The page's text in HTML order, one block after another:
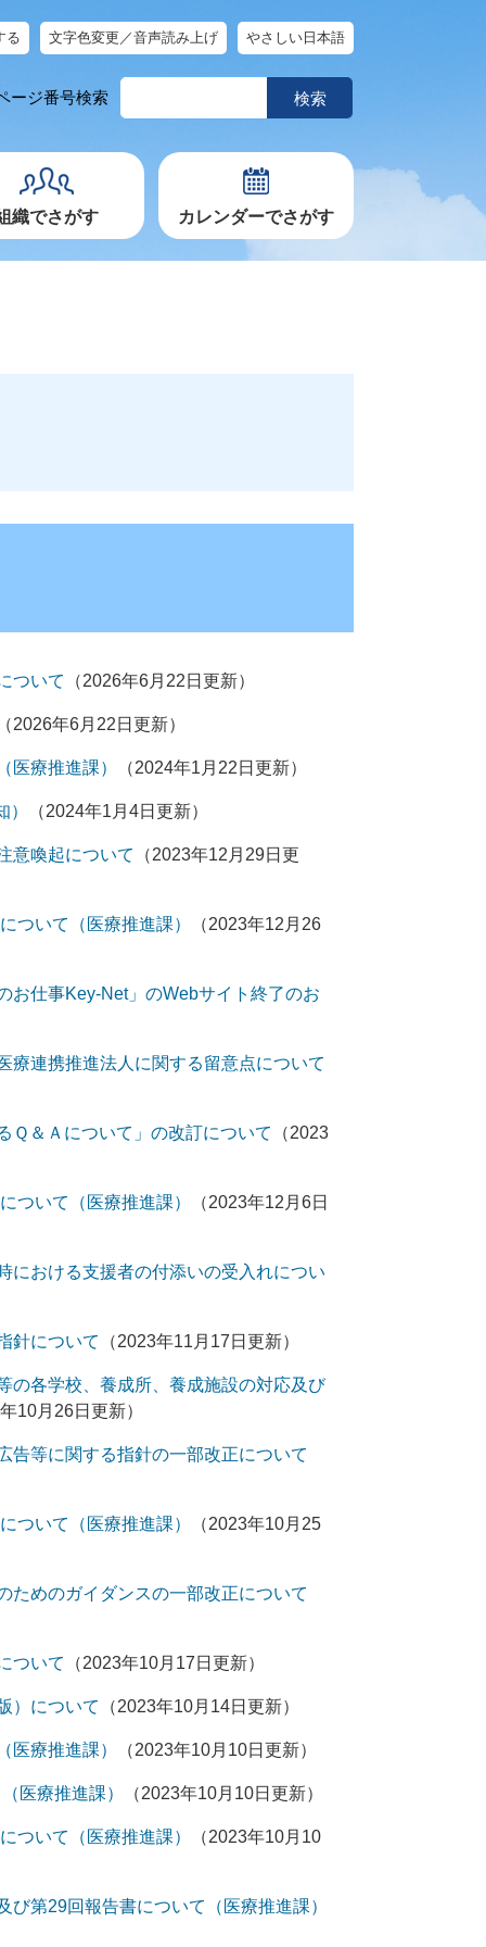
る 文字色変更／音声読み上げ やさしい日本語
ージ番号検索
ペ
ジ
号
織でさがす カレンダーでさがす
ついて （2026年6月22日更新）
2026年6月22日更新）
医療推進課） （2024年1月22日更新）
（2024年1月4日更新）
意喚起について （2023年12月29日更
ついて（医療推進課） （2023年12月26
お仕事Key-Net」のWebサイト終了のお
療連携推進法人に関する留意点について
Ｑ＆Ａについて」の改訂について （2023
ついて（医療推進課） （2023年12月6日
における支援者の付添いの受入れについ
針について （2023年11月17日更新）
の各学校、養成所、養成施設の対応及び
10月26日更新）
告等に関する指針の一部改正について
ついて（医療推進課） （2023年10月25
ためのガイダンスの一部改正について
ついて （2023年10月17日更新）
）について （2023年10月14日更新）
医療推進課） （2023年10月10日更新）
医療推進課） （2023年10月10日更新）
ついて（医療推進課） （2023年10月10
第29回報告書について（医療推進課）